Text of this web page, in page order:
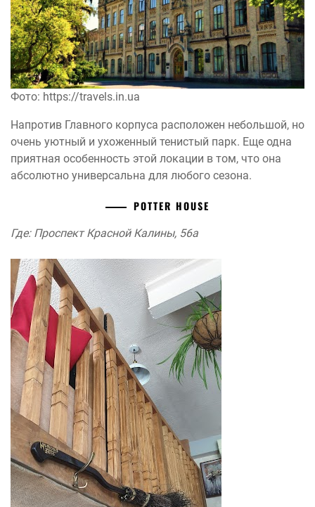
Фото: https://travels.in.ua
Напротив Главного корпуса расположен небольшой, но
очень уютный и ухоженный тенистый парк. Еще одна
приятная особенность этой локации в том, что она
абсолютно универсальна для любого сезона.
POTTER HOUSE
Где: Проспект Красной Калины, 56а